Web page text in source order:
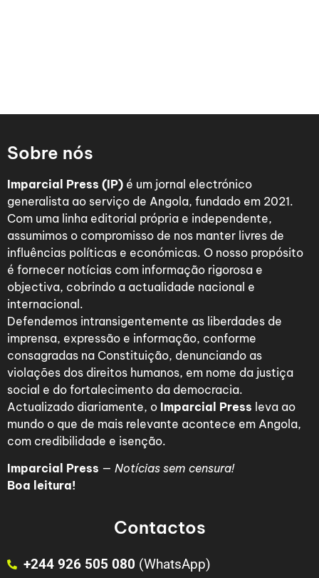
Sobre nós
Imparcial Press (IP) é um jornal electrónico
generalista ao serviço de Angola, fundado em 2021.
Com uma linha editorial própria e independente,
assumimos o compromisso de nos manter livres de
influências políticas e económicas. O nosso propósito
é fornecer notícias com informação rigorosa e
objectiva, cobrindo a actualidade nacional e
internacional.
Defendemos intransigentemente as liberdades de
imprensa, expressão e informação, conforme
consagradas na Constituição, denunciando as
violações dos direitos humanos, em nome da justiça
social e do fortalecimento da democracia.
Actualizado diariamente, o Imparcial Press leva ao
mundo o que de mais relevante acontece em Angola,
com credibilidade e isenção.
Imparcial Press — Notícias sem censura!
Boa leitura!
Contactos
+244 926 505 080 (WhatsApp)